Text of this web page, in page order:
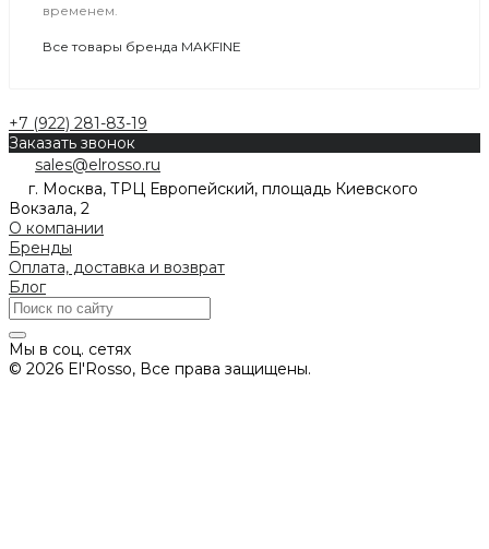
временем.
Все товары бренда MAKFINE
+7 (922) 281-83-19
Заказать звонок
sales@elrosso.ru
г. Москва, ТРЦ Европейский, площадь Киевского
Вокзала, 2
О компании
Бренды
Оплата, доставка и возврат
Блог
Мы в соц. сетях
© 2026 El'Rosso, Все права защищены.